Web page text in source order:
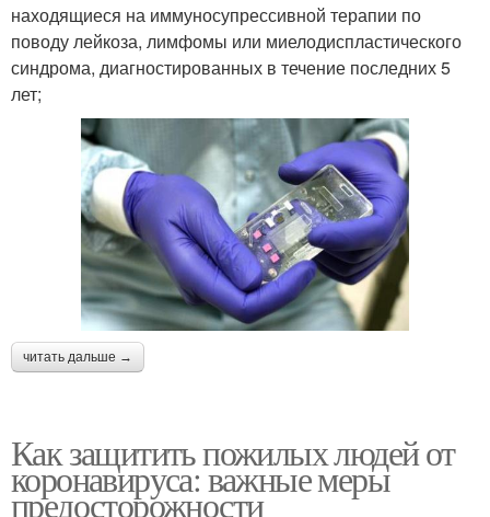
находящиеся на иммуносупрессивной терапии по
поводу лейкоза, лимфомы или миелодиспластического
синдрома, диагностированных в течение последних 5
лет;
читать дальше →
Как защитить пожилых людей от
коронавируса: важные меры
предосторожности